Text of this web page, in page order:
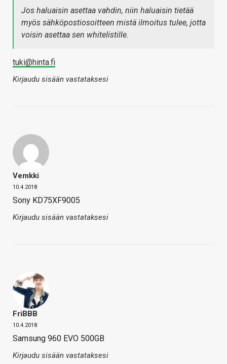
Jos haluaisin asettaa vahdin, niin haluaisin tietää
myös sähköpostiosoitteen mistä ilmoitus tulee, jotta
voisin asettaa sen whitelistille.
tuki@hinta.fi
Kirjaudu sisään vastataksesi
Vemkki
10.4.2018
Sony KD75XF9005
Kirjaudu sisään vastataksesi
FriBBB
10.4.2018
Samsung 960 EVO 500GB
Kirjaudu sisään vastataksesi